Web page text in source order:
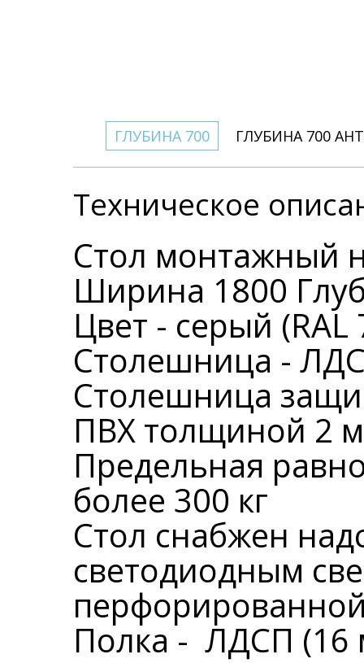
ГЛУБИНА 700 ГЛУБИНА 700
Техническое
Стол монтажный
Ширина 1800
Цвет - серый (RAL
Столешница -
Столешница
ПВХ толщиной 2
Предельная
более 300 кг
Стол снабжен
светодиодным
Полка - ЛДСП (16